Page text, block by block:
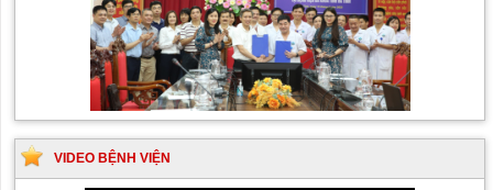
VIDEO BỆNH VIỆN